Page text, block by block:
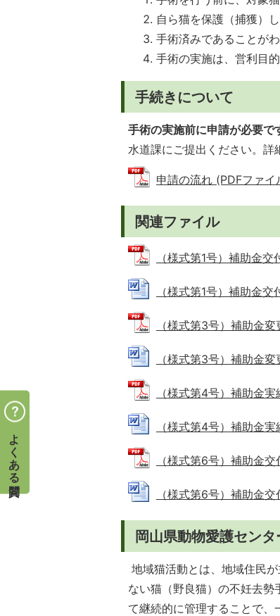
自ら猫を保護（捕獲）
手術済みであることが
手術の実施は、営利目的
手続きについて
手術の実施前に申請が必要で
水道課にご提出ください。詳
申請の流れ (PDFファイ
関連ファイル
（様式第1号）補助金
（様式第1号）補助金
（様式第3号）補助金
（様式第3号）補助金
（様式第4号）補助金
（様式第4号）補助金
（様式第6号）補助金
（様式第6号）補助金
岡山県動物愛護セン
地域猫活動とは、地域住民
ない猫（野良猫）の不妊去
て継続的に管理することで
よくある質問